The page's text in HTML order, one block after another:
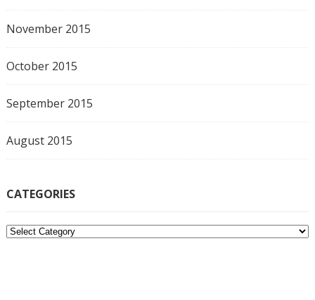
November 2015
October 2015
September 2015
August 2015
CATEGORIES
C